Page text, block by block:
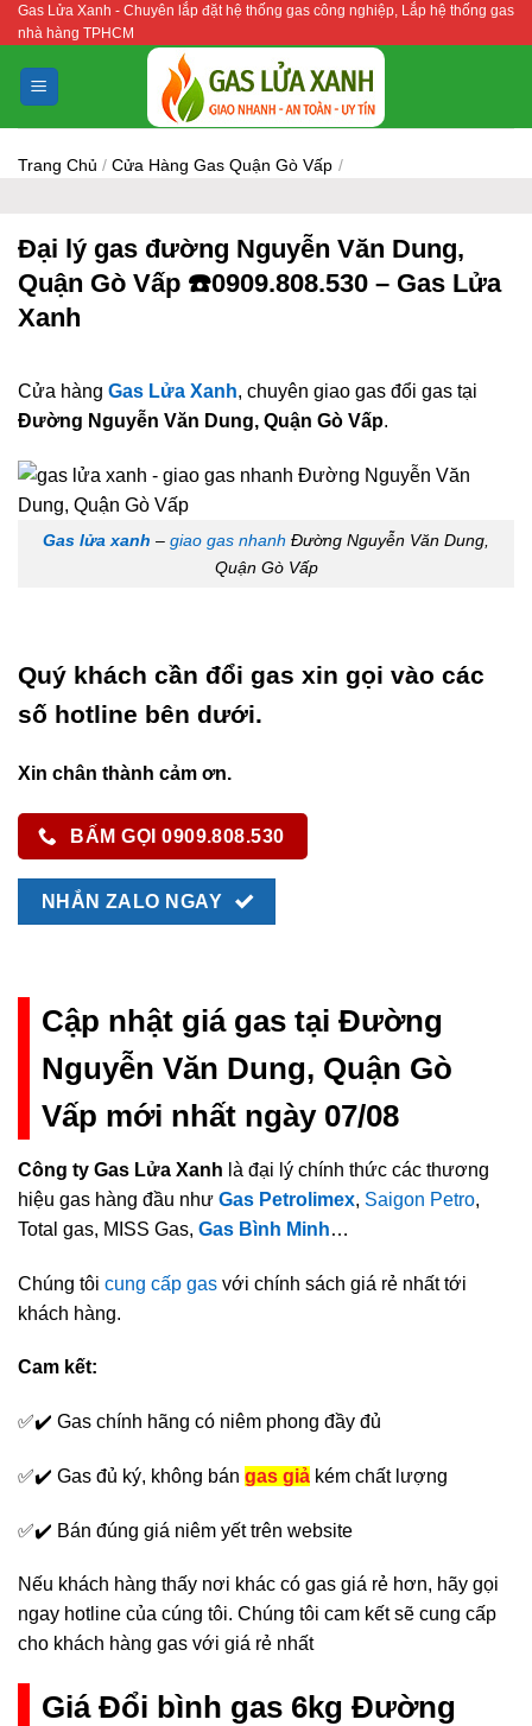
Bỏ
qua
nội
dung
Gas Lửa Xanh - Chuyên lắp đặt hệ thống gas công nghiệp, Lắp hệ thống gas
nhà hàng TPHCM
Trang Chủ / Cửa Hàng Gas Quận Gò Vấp /
Đại lý gas đường Nguyễn Văn Dung,
Quận Gò Vấp ☎️0909.808.530 – Gas Lửa
Xanh
Cửa hàng Gas Lửa Xanh, chuyên giao gas đổi gas tại
Đường Nguyễn Văn Dung, Quận Gò Vấp.
Gas lửa xanh – giao gas nhanh Đường Nguyễn Văn Dung,
Quận Gò Vấp
Quý khách cần đổi gas xin gọi vào các
số hotline bên dưới.
Xin chân thành cảm ơn.
BẤM GỌI 0909.808.530
NHẮN ZALO NGAY
Cập nhật giá gas tại Đường
Nguyễn Văn Dung, Quận Gò
Vấp mới nhất ngày 07/08
Công ty Gas Lửa Xanh là đại lý chính thức các thương
hiệu gas hàng đầu như Gas Petrolimex, Saigon Petro,
Total gas, MISS Gas, Gas Bình Minh…
Chúng tôi cung cấp gas với chính sách giá rẻ nhất tới
khách hàng.
Cam kết:
✅✔️ Gas chính hãng có niêm phong đầy đủ
✅✔️ Gas đủ ký, không bán gas giả kém chất lượng
✅✔️ Bán đúng giá niêm yết trên website
Nếu khách hàng thấy nơi khác có gas giá rẻ hơn, hãy gọi
ngay hotline của cúng tôi. Chúng tôi cam kết sẽ cung cấp
cho khách hàng gas với giá rẻ nhất
Giá Đổi bình gas 6kg Đường